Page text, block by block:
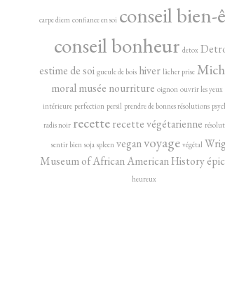
carpe diem confiance en soi conseil bien-
conseil bonheur detox
estime de soi gueule de bois hiver lâcher prise
moral musée nourriture oignon ouvrir les yeux
intérieure perfection persil prendre de bonnes résolutions
radis noir recetterecette végétarienne
sentir bien soja spleen veganvoyage végétal
Museum of African American History
heureux